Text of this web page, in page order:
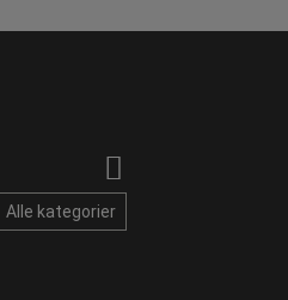
Alle kategorier